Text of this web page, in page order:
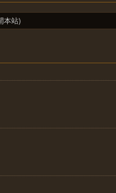
本站)